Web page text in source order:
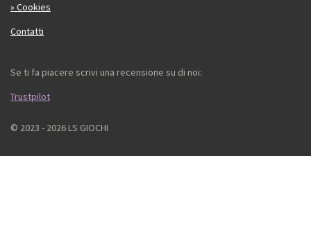
» Cookies
Contatti
Se ti fa piacere scrivi una recensione su di noi:
Trustpilot
© 2023 - 2026 LS GIOCHI